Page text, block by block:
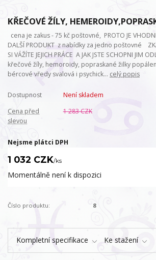
KŘEČOVÉ ŽÍLY,
cena je zakus - 75 kč poštovné, PROTO JE VHODNÉ
DALŠÍ PRODUKT z nabídky za jedno poštovné
SI VÁŽÍTE JEJICH PRÁCE A JAK JSTE SCHOPNI JIM
křečové žíly, hemoroidy, popraskané žilky
bércové vředy svalová i psychick... celý popis
Dostupnost
Není skladem
Cena před
slevou
1 283 CZK
Nejsme plátci DPH
1 032 CZK/ks
Momentálně není k dispozici
Číslo produktu: 8
Kompletní specifikace Ke stažení